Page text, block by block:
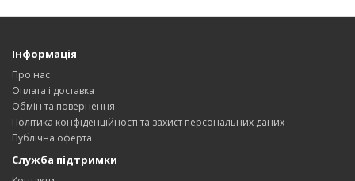
Інформація
Про нас
Оплата і доставка
Обмін та повернення
Політика конфіденційності та захист персональних даних
Публічна оферта
Служба підтримки